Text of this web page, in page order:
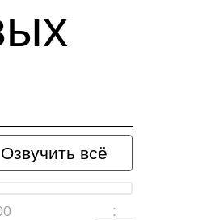
Озвучить всё
__:__